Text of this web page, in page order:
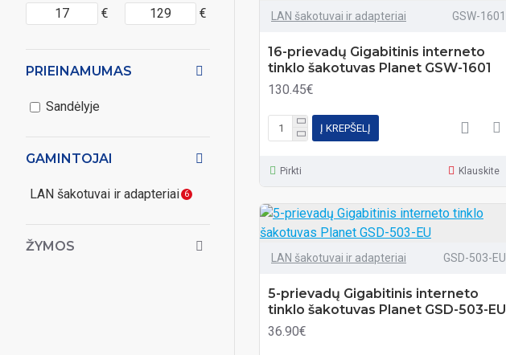
€ €
GAMINTOJAI
LAN šakotuvai ir adapteriai 6
ŽYMOS
PRIEINAMUMAS
Sandėlyje
LAN šakotuvai ir adapteriai GSW-1601
16-prievadų Gigabitinis interneto
tinklo šakotuvas Planet GSW-1601
130.45€
Į KREPŠELĮ
Pirkti Klauskite
LAN šakotuvai ir adapteriai GSD-503-EU
5-prievadų Gigabitinis interneto
tinklo šakotuvas Planet GSD-503-EU
36.90€